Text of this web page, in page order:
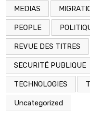
MEDIAS
PEOPLE
REVUE DES TITRES
SECURITÉ PUBLIQUE
TECHNOLOGIES
Uncategorized